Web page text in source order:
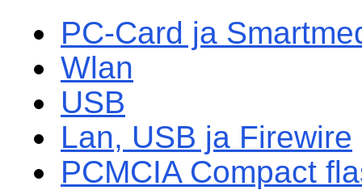
PC-Card ja
Wlan
USB
Lan, USB ja Firewire
PCMCIA Compact